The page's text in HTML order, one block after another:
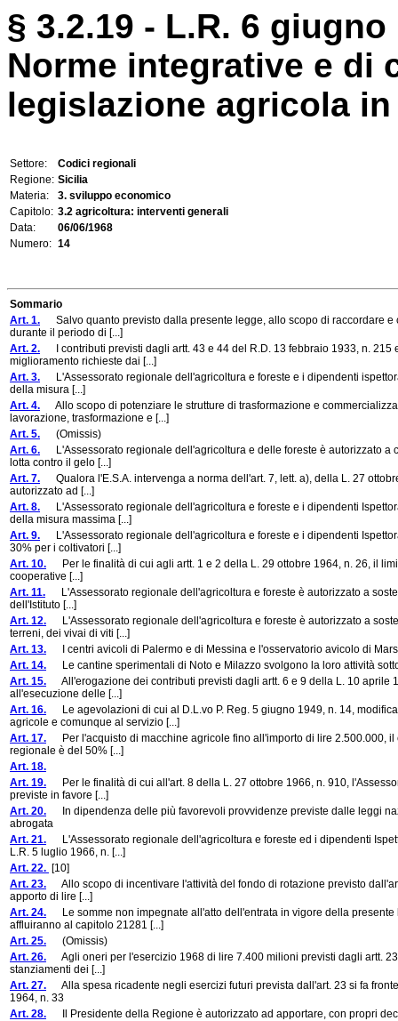
§ 3.2.19 - L.R. 6 giugno
Norme integrative e di
legislazione agricola
Settore:
Codici regionali
Regione: Sicilia
Materia:
3. sviluppo economico
Capitolo: 3.2 agricoltura: interventi generali
Data:
06/06/1968
Numero: 14
Sommario
Art. 1. Salvo quanto previsto dalla presente legge, allo scopo di raccordare
durante il periodo di [...]
Art. 2. I contributi previsti dagli artt. 43 e 44 del R.D. 13 febbraio 1933, n.
miglioramento richieste dai [...]
Art. 3. L'Assessorato regionale dell'agricoltura e foreste e i dipendenti
della misura [...]
Art. 4. Allo scopo di potenziare le strutture di trasformazione e
lavorazione, trasformazione e [...]
Art. 5. (Omissis)
Art. 6. L'Assessorato regionale dell'agricoltura e delle foreste è autorizzato a
lotta contro il gelo [...]
Art. 7. Qualora l'E.S.A. intervenga a norma dell'art. 7, lett. a), della L. 27
autorizzato ad [...]
Art. 8. L'Assessorato regionale dell'agricoltura e foreste e i dipendenti
della misura massima [...]
Art. 9. L'Assessorato regionale dell'agricoltura e foreste e i dipendenti
30% per i coltivatori [...]
Art. 10. Per le finalità di cui agli artt. 1 e 2 della L. 29 ottobre 1964, n. 26, il
cooperative [...]
Art. 11. L'Assessorato regionale dell'agricoltura e foreste è autorizzato a
dell'Istituto [...]
Art. 12. L'Assessorato regionale dell'agricoltura e foreste è autorizzato a
terreni, dei vivai di viti [...]
Art. 13. I centri avicoli di Palermo e di Messina e l'osservatorio avicolo di
Art. 14. Le cantine sperimentali di Noto e Milazzo svolgono la loro attività
Art. 15. All'erogazione dei contributi previsti dagli artt. 6 e 9 della L. 10 aprile
all'esecuzione delle [...]
Art. 16. Le agevolazioni di cui al D.L.vo P. Reg. 5 giugno 1949, n. 14,
agricole e comunque al servizio [...]
Art. 17. Per l'acquisto di macchine agricole fino all'importo di lire 2.500.000,
regionale è del 50% [...]
Art. 18.
Art. 19. Per le finalità di cui all'art. 8 della L. 27 ottobre 1966, n. 910,
previste in favore [...]
Art. 20. In dipendenza delle più favorevoli provvidenze previste dalle leggi
abrogata
Art. 21. L'Assessorato regionale dell'agricoltura e foreste ed i dipendenti
L.R. 5 luglio 1966, n. [...]
Art. 22. [10]
Art. 23. Allo scopo di incentivare l'attività del fondo di rotazione previsto
apporto di lire [...]
Art. 24. Le somme non impegnate all'atto dell'entrata in vigore della
affluiranno al capitolo 21281 [...]
Art. 25. (Omissis)
Art. 26. Agli oneri per l'esercizio 1968 di lire 7.400 milioni previsti dagli artt.
stanziamenti dei [...]
Art. 27. Alla spesa ricadente negli esercizi futuri prevista dall'art. 23 si fa
1964, n. 33
Art. 28. Il Presidente della Regione è autorizzato ad apportare, con propri